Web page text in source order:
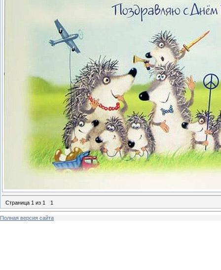
Страница 1 из 1 1
Полная версия сайта